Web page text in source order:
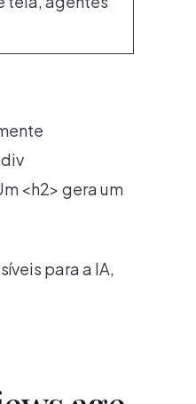
<h2> gera um
para a IA,